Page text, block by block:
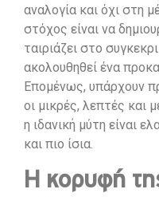
αναλογία και όχι στη
στόχος είναι να
ταιριάζει στο
ακολουθηθεί ένα
Επομένως, υπάρχουν
οι μικρές, λεπτές και
η ιδανική μύτη είναι
και πιο ίσια.
Η κορυφή